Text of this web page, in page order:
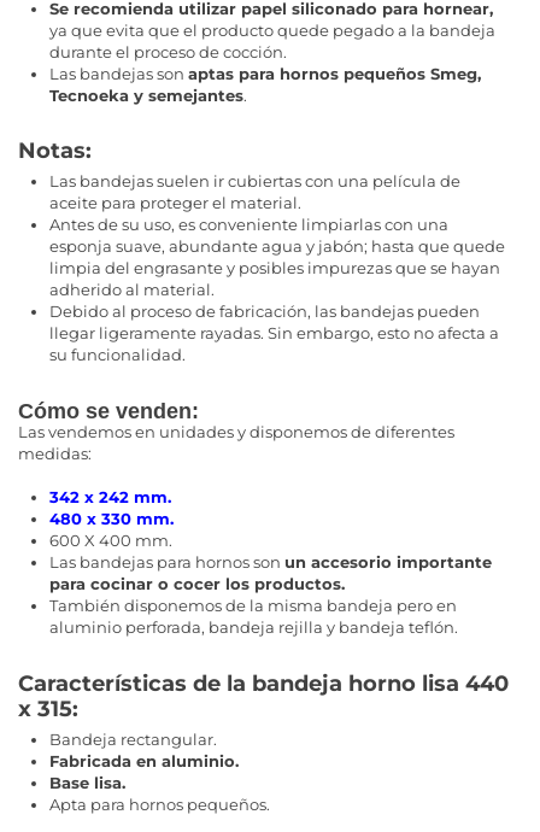
Se recomienda utilizar papel siliconado para hornear,
ya que evita que el producto quede pegado a la bandeja
durante el proceso de cocción.
Las bandejas son aptas para hornos pequeños Smeg,
Tecnoeka y semejantes.
Notas:
Las bandejas suelen ir cubiertas con una película de
aceite para proteger el material.
Antes de su uso, es conveniente limpiarlas con una
esponja suave, abundante agua y jabón; hasta que quede
limpia del engrasante y posibles impurezas que se hayan
adherido al material.
Debido al proceso de fabricación, las bandejas pueden
llegar ligeramente rayadas. Sin embargo, esto no afecta a
su funcionalidad.
Cómo se venden:
Las vendemos en unidades y disponemos de diferentes
medidas:
342 x 242 mm.
480 x 330 mm.
600 X 400 mm.
Las bandejas para hornos son un accesorio importante
para cocinar o cocer los productos.
También disponemos de la misma bandeja pero en
aluminio perforada, bandeja rejilla y bandeja teflón.
Características de la bandeja horno lisa 440
x 315:
Bandeja rectangular.
Fabricada en aluminio.
Base lisa.
Apta para hornos pequeños.